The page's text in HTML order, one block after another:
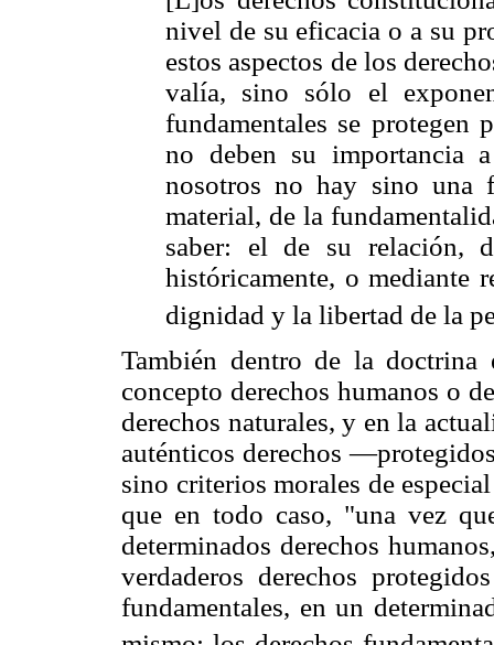
nivel de su eficacia o a su
estos aspectos de los
valía, sino sólo el
fundamentales se protegen
no deben su importancia
nosotros no hay sino una
material, de la
saber: el de su relación,
históricamente, o mediante
dignidad y la libertad de la
También dentro de la doctrina
concepto derechos humanos o
derechos naturales, y en la
auténticos derechos
sino criterios morales de
que en todo caso, "una vez
determinados derechos
verdaderos derechos
fundamentales, en un